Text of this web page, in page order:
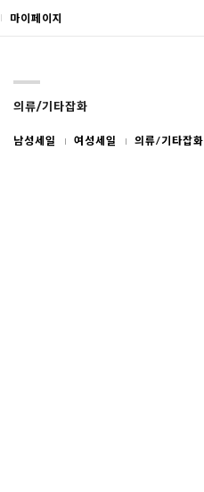
마이페이지
의류/기타잡화
남성세일 여성세일 의류/기타잡화